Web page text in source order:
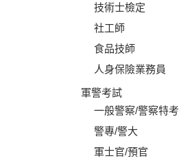
技術士檢定
社工師
食品技師
人身保險業務員
軍警考試
一般警察/警察特考
警專/警大
軍士官/預官